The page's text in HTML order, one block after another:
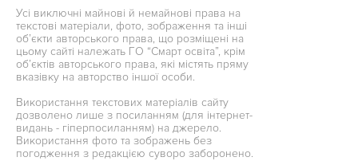
Усі виключні майнові й немайнові права на
текстові матеріали, фото, зображення та інші
об’єкти авторського права, що розміщені на
цьому сайті належать ГО “Смарт освіта”, крім
об’єктів авторського права, які містять пряму
вказівку на авторство іншої особи.
Використання текстових матеріалів сайту
дозволено лише з посиланням (для інтернет-
видань - гіперпосиланням) на джерело.
Використання фото та зображень без
погодження з редакцією суворо заборонено.